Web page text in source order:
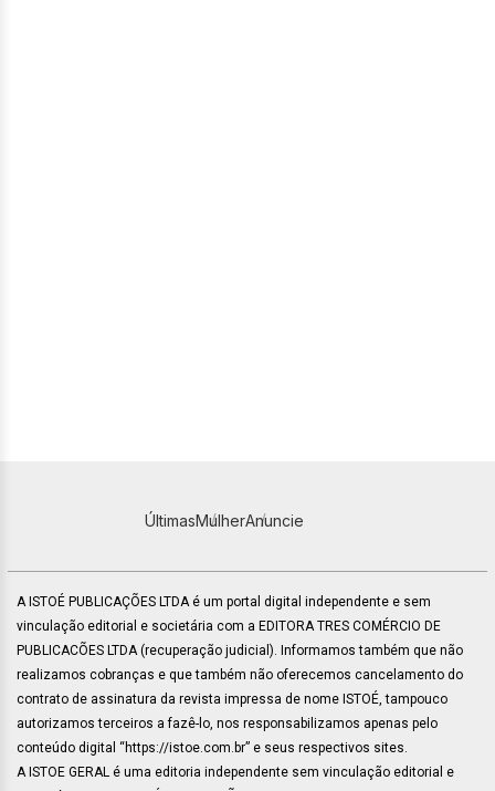
ÚltimasMulherAnuncie
A ISTOÉ PUBLICAÇÕES LTDA é um portal digital independente e sem
vinculação editorial e societária com a EDITORA TRES COMÉRCIO DE
PUBLICACÕES LTDA (recuperação judicial). Informamos também que não
realizamos cobranças e que também não oferecemos cancelamento do
contrato de assinatura da revista impressa de nome ISTOÉ, tampouco
autorizamos terceiros a fazê-lo, nos responsabilizamos apenas pelo
conteúdo digital “https://istoe.com.br” e seus respectivos sites.
A ISTOE GERAL é uma editoria independente sem vinculação editorial e